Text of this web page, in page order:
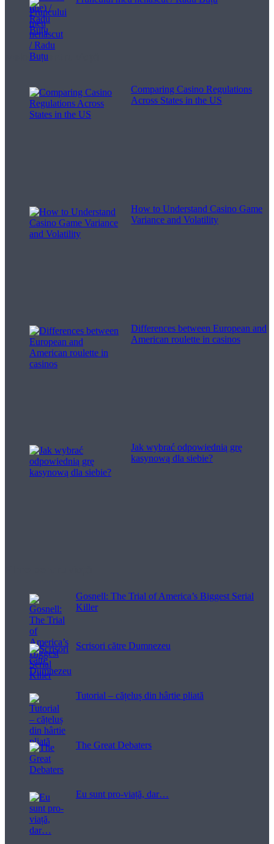
Melodii pentru viață
Comparing Casino Regulations
Across States in the US
How to Understand Casino Game
Variance and Volatility
Differences between European and
American roulette in casinos
Jak wybrać odpowiednią grę
kasynową dla siebie?
Gosnell: The Trial of America’s Biggest Serial
Killer
Scrisori către Dumnezeu
Tutorial – cățeluș din hârtie pliată
The Great Debaters
Eu sunt pro-viață, dar…